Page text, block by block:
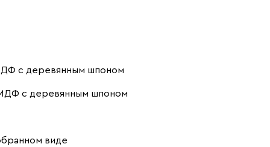
с деревянным шпоном
с деревянным шпоном
виде